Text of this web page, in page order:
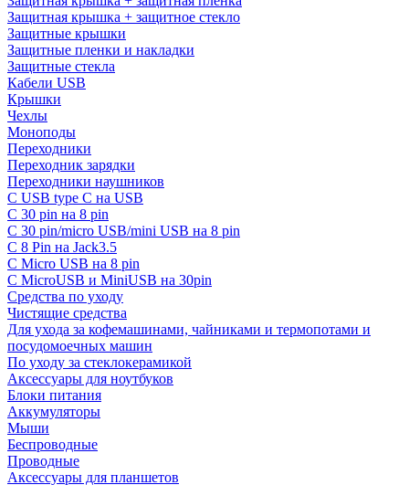
Защитная крышка + защитное стекло
Защитные крышки
Защитные пленки и накладки
Защитные стекла
Кабели USB
Крышки
Чехлы
Моноподы
Переходники
Переходник зарядки
Переходники наушников
С USB type C на USB
С 30 pin на 8 pin
С 30 pin/micro USB/mini USB на 8 pin
С 8 Pin на Jack3.5
С Micro USB на 8 pin
С MicroUSB и MiniUSB на 30pin
Средства по уходу
Чистящие средства
Для ухода за кофемашинами, чайниками и термопотами и
посудомоечных машин
По уходу за стеклокерамикой
Аксессуары для ноутбуков
Блоки питания
Аккумуляторы
Мыши
Беспроводные
Проводные
Аксессуары для планшетов